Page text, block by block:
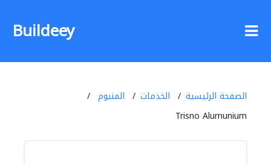
Buildeey
الصفحة الرئيسية الخدمات
المنيوم
Trisno Alumunium